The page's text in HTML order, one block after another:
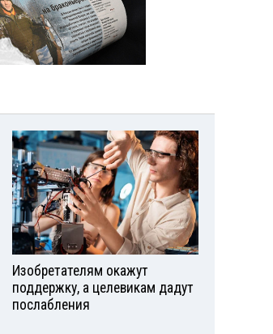
Изобретателям окажут
поддержку, а целевикам дадут
послабления